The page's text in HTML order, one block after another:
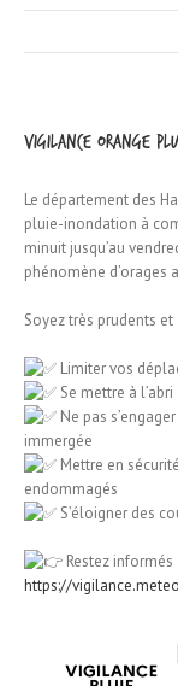
VIGILANCE ORANGE
Le département des
pluie-inondation à
minuit jusqu’au
phénomène d’orages
Soyez très prudents
Limiter vos
Se mettre à l’abri
Ne pas
immergée
Mettre en
endommagés
S’éloigner des
Restez
https://